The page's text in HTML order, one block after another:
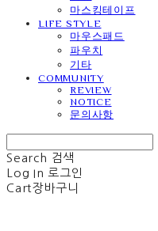
마스킹테이프
LIFE STYLE
마우스패드
파우치
기타
COMMUNITY
REVIEW
NOTICE
문의사항
Search 검색
Log In 로그인
Cart장바구니